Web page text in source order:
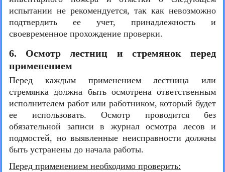
испытании не рекомендуется, так как невозможно
подтвердить ее учет, принадлежность и
своевременное прохождение проверки.
6. Осмотр лестниц и стремянок перед
применением
Перед каждым применением лестница или
стремянка должна быть осмотрена ответственным
исполнителем работ или работником, который будет
ее использовать. Осмотр проводится без
обязательной записи в журнал осмотра лесов и
подмостей, но выявленные неисправности должны
быть устранены до начала работы.
Перед применением необходимо проверить: